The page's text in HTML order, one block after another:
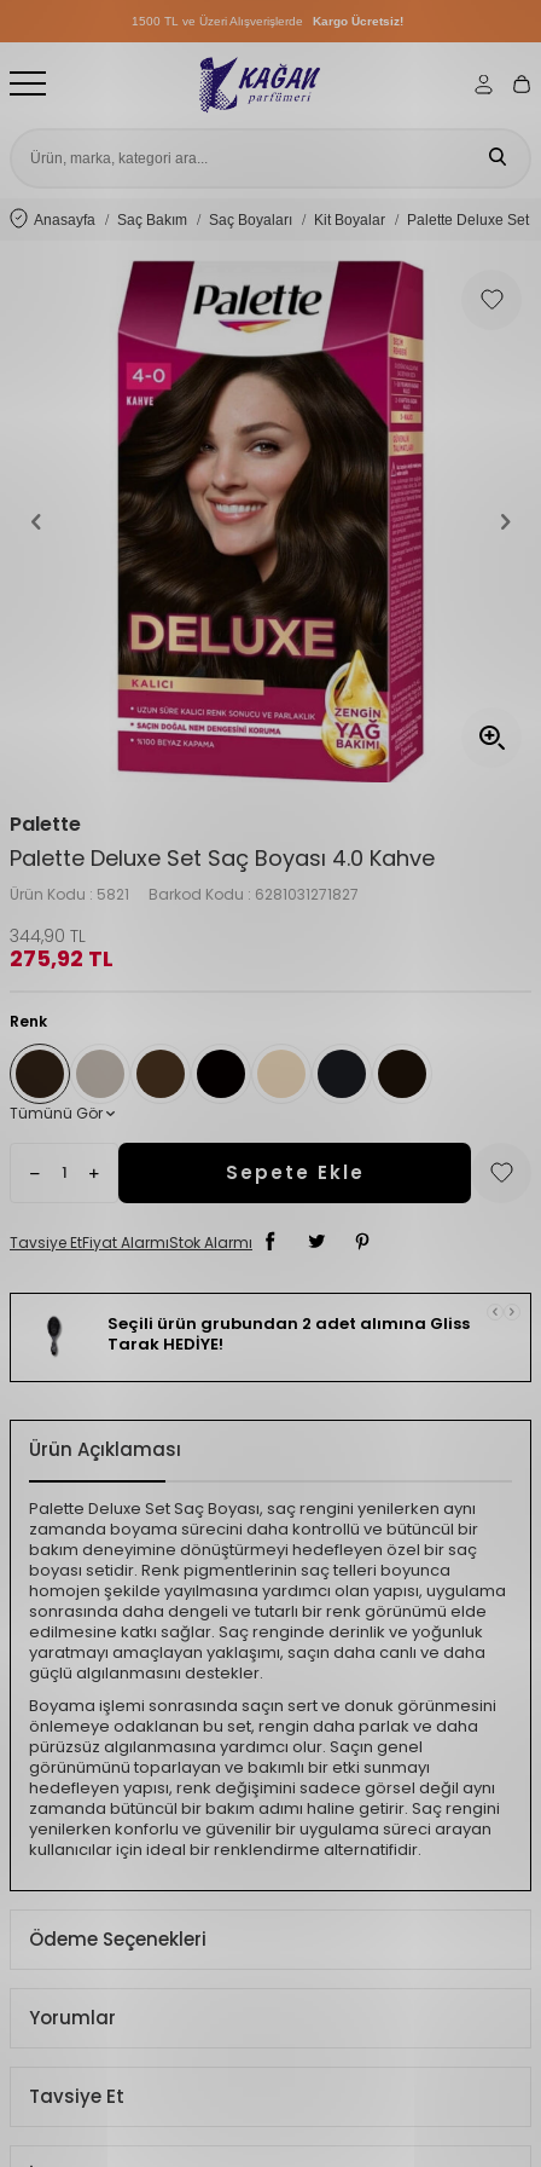
1500 TL ve Üzeri Alışverişlerde Kargo Ücretsiz!
1500 TL ve Üzeri Alışverişlerde
1500 TL ve Üzeri Alışverişlerde
Anasayfa Saç Bakım Saç Boyaları Kit Boyalar Palette Deluxe Set
Palette
Palette Deluxe Set Saç Boyası 4.0 Kahve
Ürün Kodu : 5821 Barkod Kodu : 6281031271827
344,90 TL
275,92 TL
Renk
Tümünü Gör
Sepete Ekle
Tavsiye EtFiyat AlarmıStok Alarmı
Seçili ürün grubundan 2 adet alımına Gliss
Tarak HEDİYE!
Ürün Açıklaması
Palette Deluxe Set Saç Boyası, saç rengini yenilerken aynı
zamanda boyama sürecini daha kontrollü ve bütüncül bir
bakım deneyimine dönüştürmeyi hedefleyen özel bir saç
boyası setidir. Renk pigmentlerinin saç telleri boyunca
homojen şekilde yayılmasına yardımcı olan yapısı, uygulama
sonrasında daha dengeli ve tutarlı bir renk görünümü elde
edilmesine katkı sağlar. Saç renginde derinlik ve yoğunluk
yaratmayı amaçlayan yaklaşımı, saçın daha canlı ve daha
güçlü algılanmasını destekler.
Boyama işlemi sonrasında saçın sert ve donuk görünmesini
önlemeye odaklanan bu set, rengin daha parlak ve daha
pürüzsüz algılanmasına yardımcı olur. Saçın genel
görünümünü toparlayan ve bakımlı bir etki sunmayı
hedefleyen yapısı, renk değişimini sadece görsel değil aynı
zamanda bütüncül bir bakım adımı haline getirir. Saç rengini
yenilerken konforlu ve güvenilir bir uygulama süreci arayan
kullanıcılar için ideal bir renklendirme alternatifidir.
Ödeme Seçenekleri
Yorumlar
Tavsiye Et